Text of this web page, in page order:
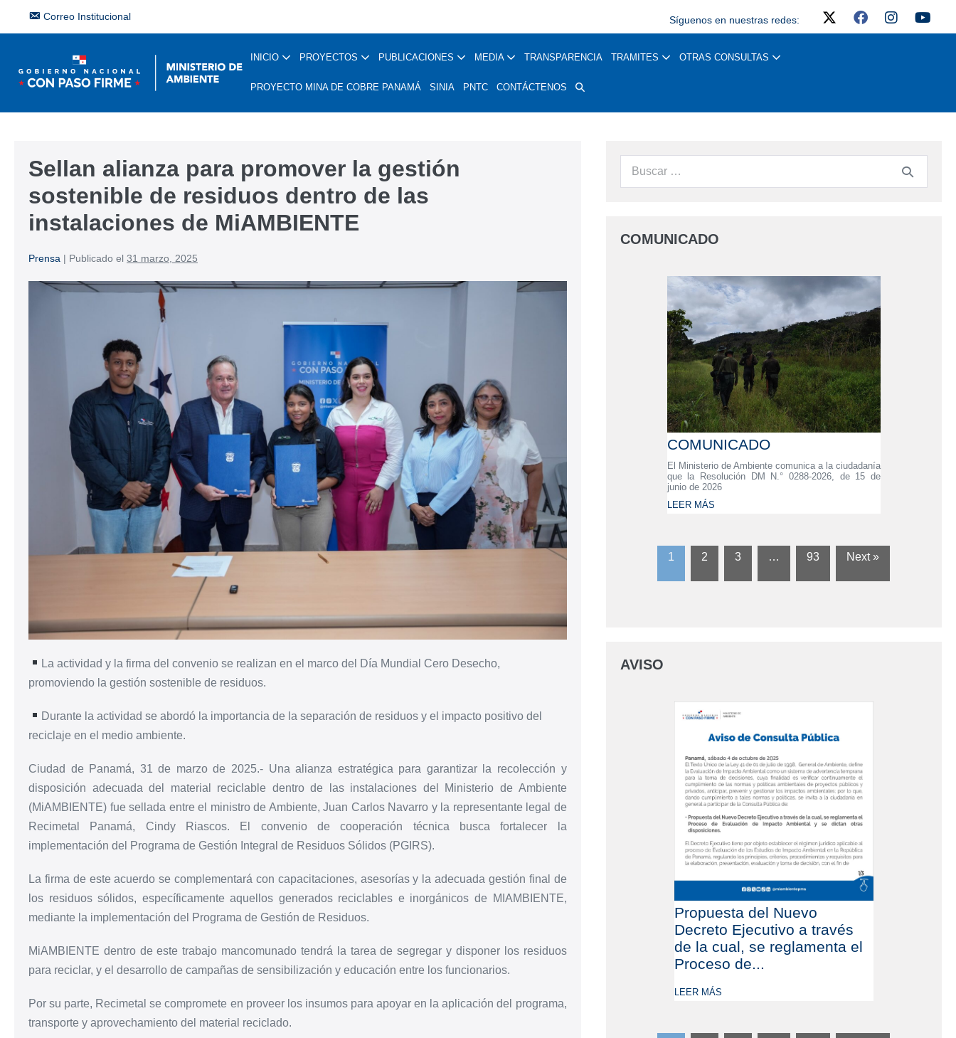
Correo Institucional Síguenos en nuestras redes:
INICIO PROYECTOS PUBLICACIONES MEDIA TRANSPARENCIA TRAMITES OTRAS CONSULTAS
PROYECTO MINA DE COBRE PANAMÁ SINIA PNTC CONTÁCTENOS
Sellan alianza para promover la gestión
sostenible de residuos dentro de las
instalaciones de MiAMBIENTE
Prensa | Publicado el 31 marzo, 2025
La actividad y la firma del convenio se realizan en el marco del Día Mundial Cero Desecho,
promoviendo la gestión sostenible de residuos.
Durante la actividad se abordó la importancia de la separación de residuos y el impacto positivo del
reciclaje en el medio ambiente.
Ciudad de Panamá, 31 de marzo de 2025.- Una alianza estratégica para garantizar la recolección y
disposición adecuada del material reciclable dentro de las instalaciones del Ministerio de Ambiente
(MiAMBIENTE) fue sellada entre el ministro de Ambiente, Juan Carlos Navarro y la representante legal de
Recimetal Panamá, Cindy Riascos. El convenio de cooperación técnica busca fortalecer la
implementación del Programa de Gestión Integral de Residuos Sólidos (PGIRS).
La firma de este acuerdo se complementará con capacitaciones, asesorías y la adecuada gestión final de
los residuos sólidos, específicamente aquellos generados reciclables e inorgánicos de MIAMBIENTE,
mediante la implementación del Programa de Gestión de Residuos.
MiAMBIENTE dentro de este trabajo mancomunado tendrá la tarea de segregar y disponer los residuos
para reciclar, y el desarrollo de campañas de sensibilización y educación entre los funcionarios.
Por su parte, Recimetal se compromete en proveer los insumos para apoyar en la aplicación del programa,
transporte y aprovechamiento del material reciclado.
COMUNICADO
COMUNICADO
El Ministerio de Ambiente comunica a la ciudadanía
que la Resolución DM N.° 0288-2026, de 15 de
junio de 2026
LEER MÁS
1 2 3 … 93 Next »
AVISO
Propuesta del Nuevo
Decreto Ejecutivo a través
de la cual, se reglamenta el
Proceso de...
LEER MÁS